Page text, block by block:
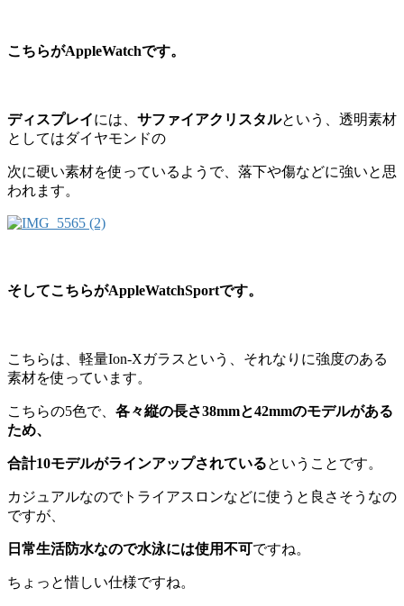
こちらがAppleWatchです。
ディスプレイには、 サファイアクリスタルという、透明素材
としてはダイヤモンドの
次に硬い素材を使っているようで、落下や傷などに強いと思
われます。
そしてこちらがAppleWatchSportです。
こちらは、軽量Ion‐Xガラスという、それなりに強度のある
素材を使っています。
こちらの5色で、 各々縦の長さ38mmと42mmのモデルがある
ため、
合計10モデルがラインアップされているということです。
カジュアルなのでトライアスロンなどに使うと良さそうなの
ですが、
日常生活防水なので水泳には使用不可ですね。
ちょっと惜しい仕様ですね。